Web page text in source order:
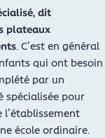
dit
plateaux
. C’est en général
qui ont besoin
par un
spécialisée pour
l’établissement
école ordinaire.